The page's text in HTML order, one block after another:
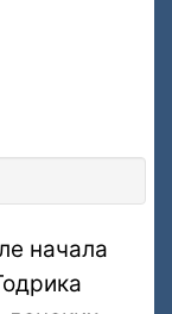
начала